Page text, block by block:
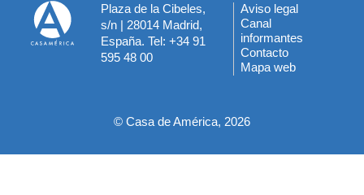
Plaza de la Cibeles,
s/n | 28014 Madrid,
España. Tel: +34 91
595 48 00
Menú
del
pie
Aviso legal
Canal
informantes
Contacto
Mapa web
© Casa de América, 2026